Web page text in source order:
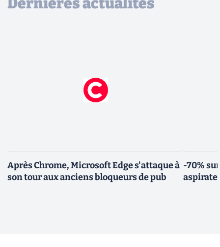
Après Chrome, Microsoft Edge s'attaque à
son tour aux anciens bloqueurs de pub
-70%